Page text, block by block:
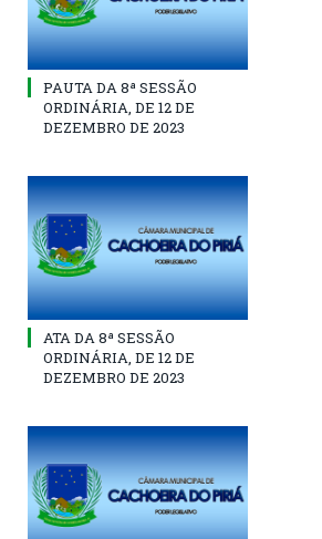
PAUTA DA 8ª SESSÃO
ORDINÁRIA, DE 12 DE
DEZEMBRO DE 2023
ATA DA 8ª SESSÃO
ORDINÁRIA, DE 12 DE
DEZEMBRO DE 2023